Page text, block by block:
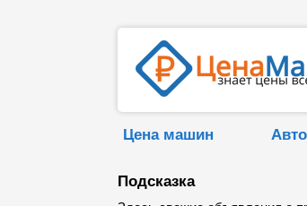
Цена машин
Подсказка